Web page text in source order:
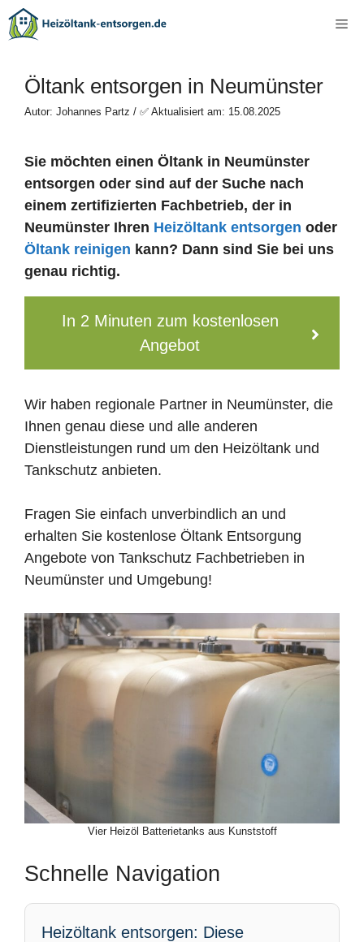
Zum
Inhalt
Öltank entsorgen in Neumünster
Autor: Johannes Partz / ✅ Aktualisiert am: 15.08.2025
Sie möchten einen Öltank in Neumünster
entsorgen oder sind auf der Suche nach
einem zertifizierten Fachbetrieb, der in
Neumünster Ihren Heizöltank entsorgen oder
Öltank reinigen kann? Dann sind Sie bei uns
genau richtig.
In 2 Minuten zum kostenlosen
Angebot
Wir haben regionale Partner in Neumünster, die
Ihnen genau diese und alle anderen
Dienstleistungen rund um den Heizöltank und
Tankschutz anbieten.
Fragen Sie einfach unverbindlich an und
erhalten Sie kostenlose Öltank Entsorgung
Angebote von Tankschutz Fachbetrieben in
Neumünster und Umgebung!
Vier Heizöl Batterietanks aus Kunststoff
Schnelle Navigation
Heizöltank entsorgen: Diese